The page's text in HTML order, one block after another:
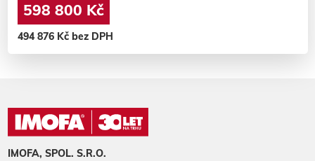
598 800 Kč
494 876 Kč bez DPH
IMOFA, SPOL. S.R.O.